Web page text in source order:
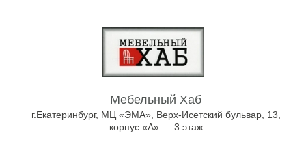
Мебельный Хаб
г.Екатеринбург, МЦ «ЭМА», Верх-Исетский бульвар, 13,
корпус «А» — 3 этаж